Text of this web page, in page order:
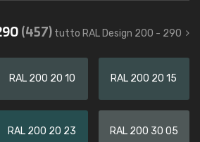
(457) tutto RAL Design 200 - 290
RAL 200 20 10 RAL 200 20 15
RAL 200 20 23 RAL 200 30 05